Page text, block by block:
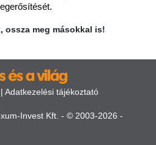
ossza meg másokkal is!
| Adatkezelési tájékoztató
Invest Kft. - © 2003-2026 -